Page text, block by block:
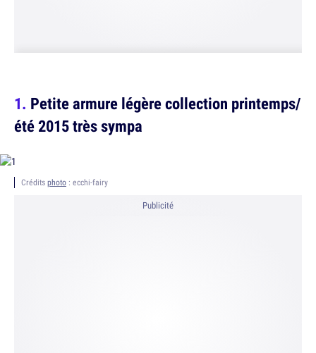
Petite armure légère collection printemps/
été 2015 très sympa
Crédits photo : ecchi-fairy
Publicité